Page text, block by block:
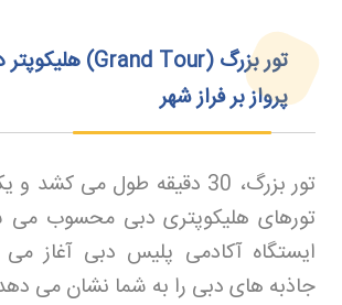
تور بزرگ(Grand Tour)
پرواز بر فراز شهر
تور بزرگ، 30 دقیقه طول می‌
تورهای هلیکوپتری دبی محسوب می‌
ایستگاه آکادمی پلیس دبی آغاز
جاذبه‌ های دبی را به شما نشان می‌